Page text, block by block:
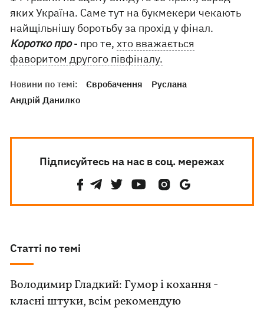
яких Україна. Саме тут на букмекери чекають
найщільнішу боротьбу за прохід у фінал.
Коротко про- про те,хто вважається
фаворитом другого півфіналу.
Новини по темі: Євробачення
Руслана
Андрій Данилко
Підписуйтесь на нас в соц. мережах
Статті по темі
Володимир Гладкий: Гумор і кохання -
класні штуки, всім рекомендую